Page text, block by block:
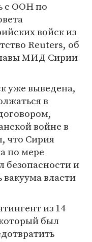
с ООН по
войск из
Reuters, об
МИД Сирии
уже выведена,
в
войне в
что Сирия
по мере
безопасности и
власти
из 14
был